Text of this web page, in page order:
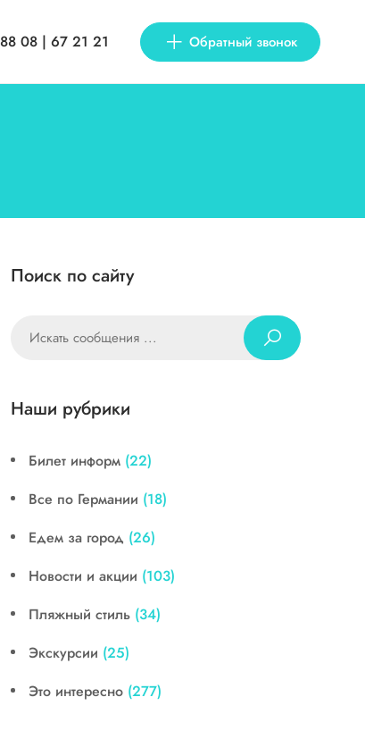
08 | 67 21 21 Обратный звонок
Поиск по сайту
Наши рубрики
Билет информ (22)
Все по Германии (18)
Едем за город (26)
Новости и акции (103)
Пляжный стиль (34)
Экскурсии (25)
Это интересно (277)